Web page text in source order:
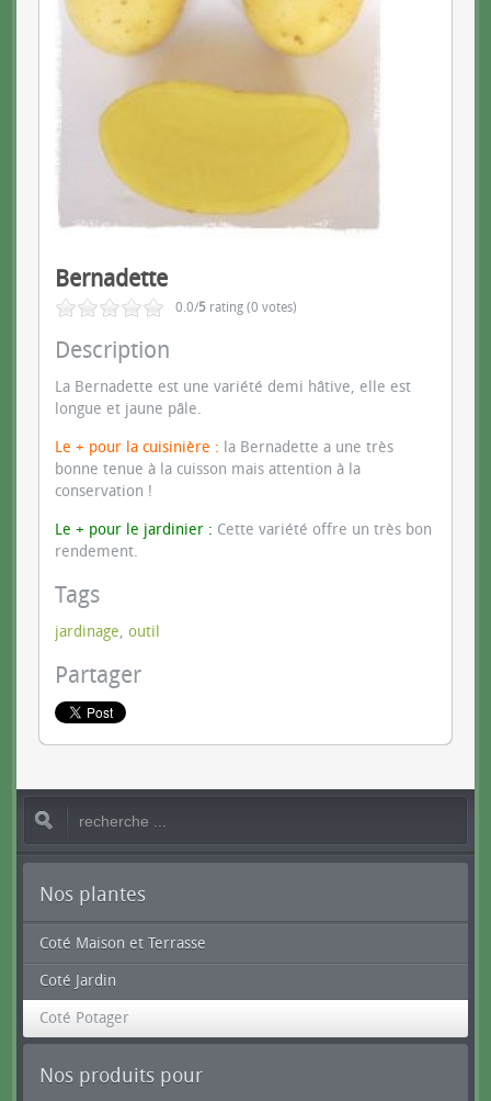
Bernadette
0.0/5 rating (0 votes)
Description
La Bernadette est une variété demi hâtive, elle est
longue et jaune pâle.
Le + pour la cuisinière : la Bernadette a une très
bonne tenue à la cuisson mais attention à la
conservation !
Le + pour le jardinier : Cette variété offre un très bon
rendement.
Tags
jardinage, outil
Partager
Nos plantes
Coté Maison et Terrasse
Coté Jardin
Coté Potager
Nos produits pour